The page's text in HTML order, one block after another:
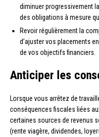
diminuer progressivement
des obligations à mesure
Revoir régulièrement la
d’ajuster vos placements
de vos objectifs financiers.
Anticiper les
Lorsque vous arrêtez de
conséquences fiscales liées
certaines sources de revenus
(rente viagère, dividendes,